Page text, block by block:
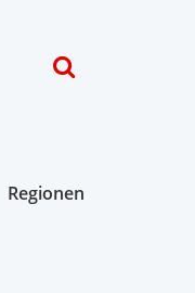
Regionen